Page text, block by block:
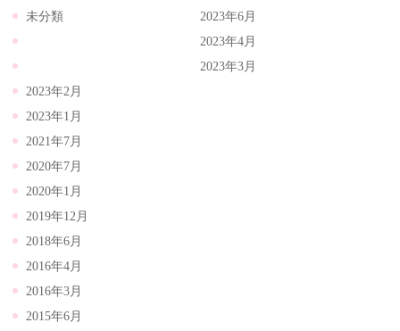
未分類
2023年6月
2023年4月
2023年3月
2023年2月
2023年1月
2021年7月
2020年7月
2020年1月
2019年12月
2018年6月
2016年4月
2016年3月
2015年6月